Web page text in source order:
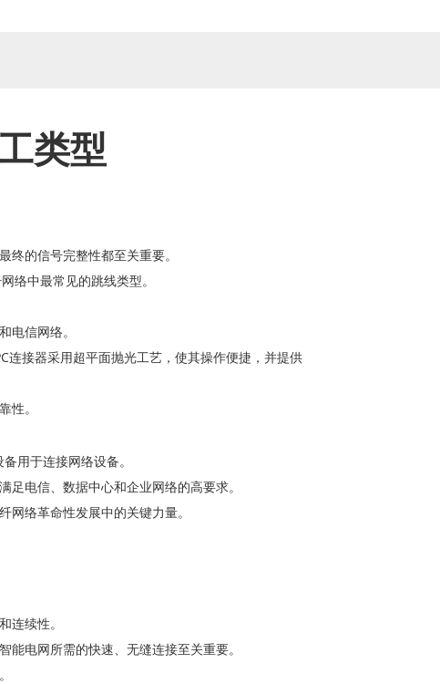
类型
的信号完整性都至关重要。
络中最常见的跳线类型。
电信网络。
连接器采用超平面抛光工艺，使其操作便捷，并提供
性。
用于连接网络设备。
电信、数据中心和企业网络的高要求。
络革命性发展中的关键力量。
续性。
电网所需的快速、无缝连接至关重要。